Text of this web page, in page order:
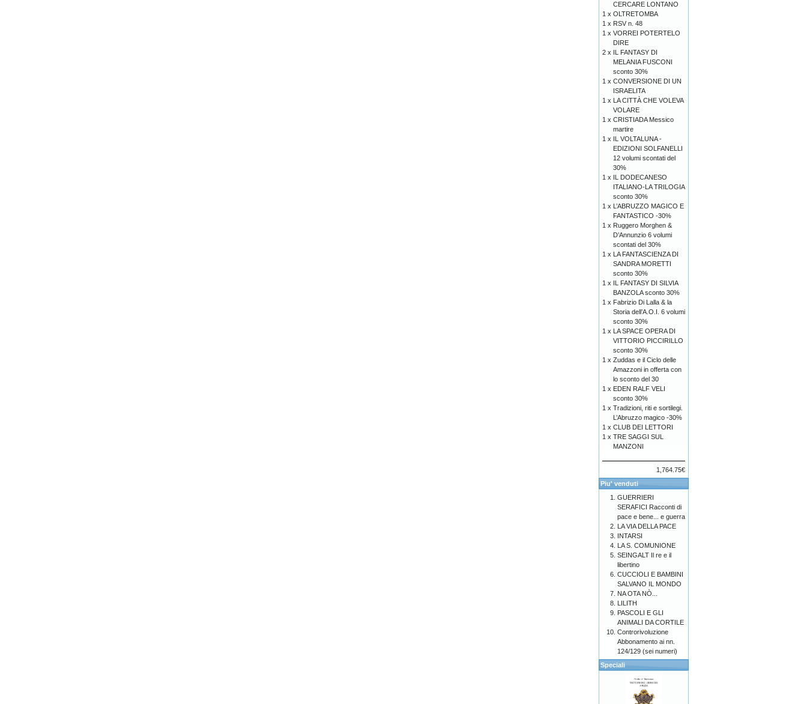
CERCARE LONTANO
1 x OLTRETOMBA
1 x RSV n. 48
1 x VORREI POTERTELO
DIRE
2 x IL FANTASY DI
MELANIA FUSCONI
sconto 30%
1 x CONVERSIONE DI UN
ISRAELITA
1 x LA CITTÀ CHE VOLEVA
VOLARE
1 x CRISTIADA Messico
martire
1 x IL VOLTALUNA -
EDIZIONI SOLFANELLI
12 volumi scontati del
30%
1 x IL DODECANESO
ITALIANO-LA TRILOGIA
sconto 30%
1 x L’ABRUZZO MAGICO E
FANTASTICO -30%
1 x Ruggero Morghen &
D’Annunzio 6 volumi
scontati del 30%
1 x LA FANTASCIENZA DI
SANDRA MORETTI
sconto 30%
1 x IL FANTASY DI SILVIA
BANZOLA sconto 30%
1 x Fabrizio Di Lalla & la
Storia dell’A.O.I. 6 volumi
sconto 30%
1 x LA SPACE OPERA DI
VITTORIO PICCIRILLO
sconto 30%
1 x Zuddas e il Ciclo delle
Amazzoni in offerta con
lo sconto del 30
1 x EDEN RALF VELI
sconto 30%
1 x Tradizioni, riti e sortilegi.
L’Abruzzo magico -30%
1 x CLUB DEI LETTORI
1 x TRE SAGGI SUL
MANZONI
1,764.75€
Piu' venduti
GUERRIERI
SERAFICI Racconti di
pace e bene... e guerra
LA VIA DELLA PACE
INTARSI
LA S. COMUNIONE
SEINGALT Il re e il
libertino
CUCCIOLI E BAMBINI
SALVANO IL MONDO
NA OTA NÒ...
LILITH
PASCOLI E GLI
ANIMALI DA CORTILE
Controrivoluzione
Abbonamento ai nn.
124/129 (sei numeri)
Speciali